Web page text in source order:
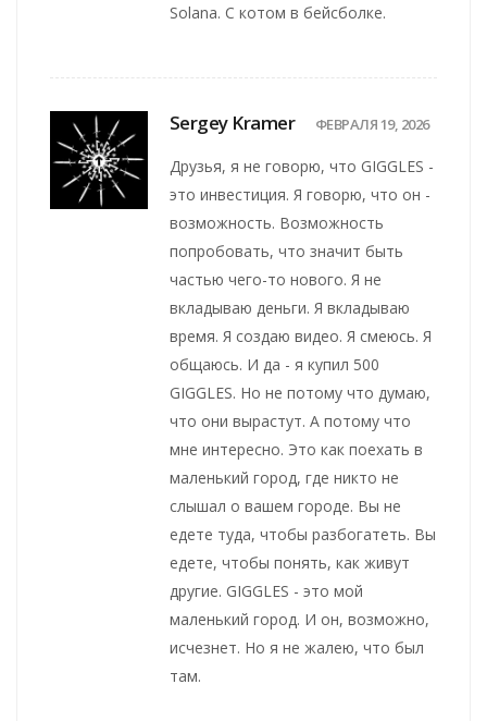
Solana. С котом в бейсболке.
Sergey Kramer ФЕВРАЛЯ 19, 2026
Друзья, я не говорю, что GIGGLES -
это инвестиция. Я говорю, что он -
возможность. Возможность
попробовать, что значит быть
частью чего-то нового. Я не
вкладываю деньги. Я вкладываю
время. Я создаю видео. Я смеюсь. Я
общаюсь. И да - я купил 500
GIGGLES. Но не потому что думаю,
что они вырастут. А потому что
мне интересно. Это как поехать в
маленький город, где никто не
слышал о вашем городе. Вы не
едете туда, чтобы разбогатеть. Вы
едете, чтобы понять, как живут
другие. GIGGLES - это мой
маленький город. И он, возможно,
исчезнет. Но я не жалею, что был
там.